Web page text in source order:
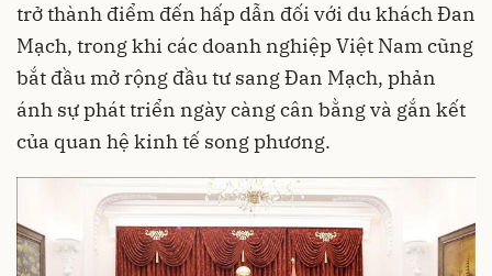
trở thành điểm đến hấp dẫn đối với du khách Đan
Mạch, trong khi các doanh nghiệp Việt Nam cũng
bắt đầu mở rộng đầu tư sang Đan Mạch, phản
ánh sự phát triển ngày càng cân bằng và gắn kết
của quan hệ kinh tế song phương.